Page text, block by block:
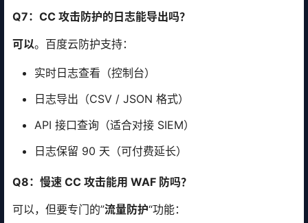
Q7：CC 攻击防护的日志能导出吗？
可以。百度云防护支持：
实时日志查看（控制台）
日志导出（CSV / JSON 格式）
API 接口查询（适合对接 SIEM）
日志保留 90 天（可付费延长）
Q8：慢速 CC 攻击能用 WAF 防吗？
可以，但要专门的”流量防护“功能：